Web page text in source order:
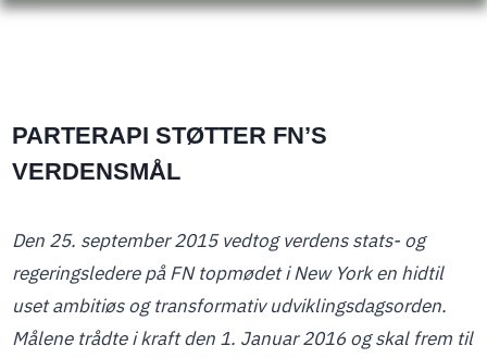
PARTERAPI STØTTER FN’S
VERDENSMÅL
Den 25. september 2015 vedtog verdens stats- og
regeringsledere på FN topmødet i New York en hidtil
uset ambitiøs og transformativ udviklingsdagsorden.
Målene trådte i kraft den 1. Januar 2016 og skal frem til